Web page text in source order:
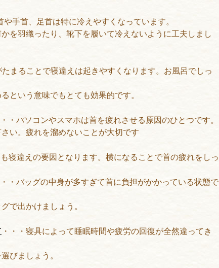
や手首、足首は特に冷えやすくなっています。
を羽織ったり、靴下を履いて冷えないように工夫しまし
たまることで寝違えは起きやすくなります。お風呂でしっ
という意味でもとても効果的です。
・・パソコンやスマホは首を疲れさせる原因のひとつです。
い。疲れを溜めないことが大切です
も寝違えの要因となります。横になることで首の疲れをしっ
・・バッグの中身が多すぎて首に負担がかかっている状態で
で出かけましょう。
・・・寝具によって睡眠時間や疲労の回復が全然違ってき
びましょう。